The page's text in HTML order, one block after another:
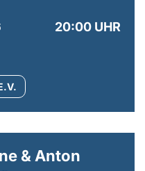
20:00 UHR
& Anton